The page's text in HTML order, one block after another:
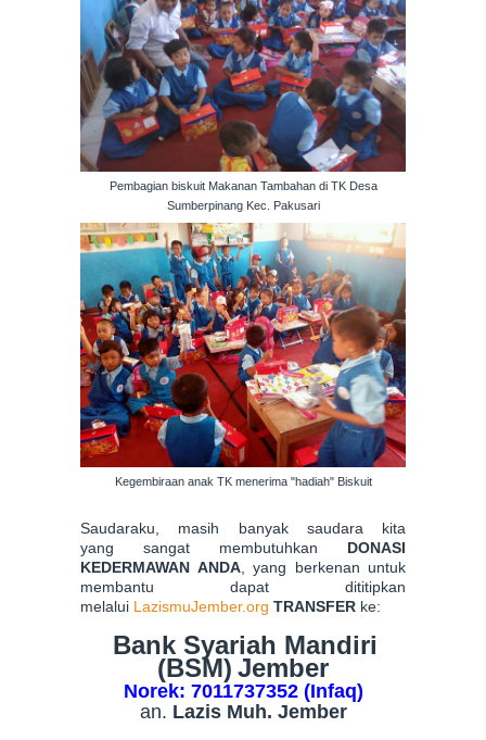
Pembagian biskuit Makanan Tambahan di TK Desa
Sumberpinang Kec. Pakusari
Kegembiraan anak TK menerima "hadiah" Biskuit
Saudaraku, masih banyak saudara kita
yang sangat membutuhkan DONASI
KEDERMAWAN ANDA, yang berkenan untuk
membantu dapat dititipkan
melalui LazismuJember.org TRANSFER ke:
Bank Syariah Mandiri
(BSM) Jember
Norek: 7011737352 (Infaq)
an. Lazis Muh. Jember